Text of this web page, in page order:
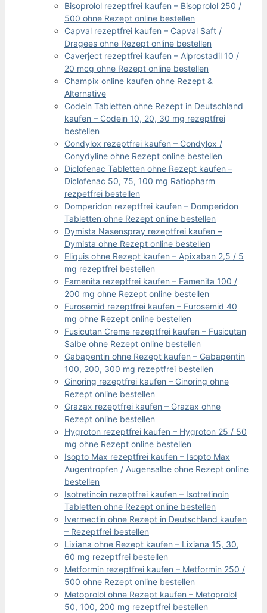
Bisoprolol rezeptfrei kaufen – Bisoprolol 250 /
500 ohne Rezept online bestellen
Capval rezeptfrei kaufen – Capval Saft /
Dragees ohne Rezept online bestellen
Caverject rezeptfrei kaufen – Alprostadil 10 /
20 mcg ohne Rezept online bestellen
Champix online kaufen ohne Rezept &
Alternative
Codein Tabletten ohne Rezept in Deutschland
kaufen – Codein 10, 20, 30 mg rezeptfrei
bestellen
Condylox rezeptfrei kaufen – Condylox /
Conydyline ohne Rezept online bestellen
Diclofenac Tabletten ohne Rezept kaufen –
Diclofenac 50, 75, 100 mg Ratiopharm
rezpetfrei bestellen
Domperidon rezeptfrei kaufen – Domperidon
Tabletten ohne Rezept online bestellen
Dymista Nasenspray rezeptfrei kaufen –
Dymista ohne Rezept online bestellen
Eliquis ohne Rezept kaufen – Apixaban 2,5 / 5
mg rezeptfrei bestellen
Famenita rezeptfrei kaufen – Famenita 100 /
200 mg ohne Rezept online bestellen
Furosemid rezeptfrei kaufen – Furosemid 40
mg ohne Rezept online bestellen
Fusicutan Creme rezeptfrei kaufen – Fusicutan
Salbe ohne Rezept online bestellen
Gabapentin ohne Rezept kaufen – Gabapentin
100, 200, 300 mg rezeptfrei bestellen
Ginoring rezeptfrei kaufen – Ginoring ohne
Rezept online bestellen
Grazax rezeptfrei kaufen – Grazax ohne
Rezept online bestellen
Hygroton rezeptfrei kaufen – Hygroton 25 / 50
mg ohne Rezept online bestellen
Isopto Max rezeptfrei kaufen – Isopto Max
Augentropfen / Augensalbe ohne Rezept online
bestellen
Isotretinoin rezeptfrei kaufen – Isotretinoin
Tabletten ohne Rezept online bestellen
Ivermectin ohne Rezept in Deutschland kaufen
– Rezeptfrei bestellen
Lixiana ohne Rezept kaufen – Lixiana 15, 30,
60 mg rezeptfrei bestellen
Metformin rezeptfrei kaufen – Metformin 250 /
500 ohne Rezept online bestellen
Metoprolol ohne Rezept kaufen – Metoprolol
50, 100, 200 mg rezeptfrei bestellen